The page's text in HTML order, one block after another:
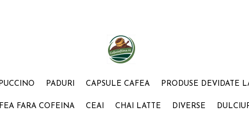
PADURI CAPSULE CAFEA PRODUSE DEVIDATE
FARA COFEINA CEAI CHAI LATTE DIVERSE